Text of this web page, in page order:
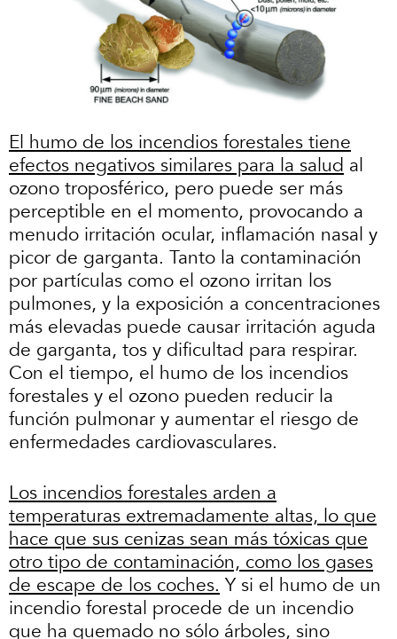
El humo de los incendios forestales tiene
efectos negativos similares para la salud al
ozono troposférico, pero puede ser más
perceptible en el momento, provocando a
menudo irritación ocular, inflamación nasal y
picor de garganta. Tanto la contaminación
por partículas como el ozono irritan los
pulmones, y la exposición a concentraciones
más elevadas puede causar irritación aguda
de garganta, tos y dificultad para respirar.
Con el tiempo, el humo de los incendios
forestales y el ozono pueden reducir la
función pulmonar y aumentar el riesgo de
enfermedades cardiovasculares.
Los incendios forestales arden a
temperaturas extremadamente altas, lo que
hace que sus cenizas sean más tóxicas que
otro tipo de contaminación, como los gases
de escape de los coches. Y si el humo de un
incendio forestal procede de un incendio
que ha quemado no sólo árboles, sino